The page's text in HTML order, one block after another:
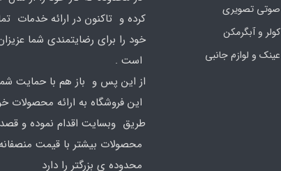
صوتی تصویری
کولر و آبگرمکن
عینک و لوازم جانبی
کرده و تاکنون در ارائه خدمات
خود را برای رضایتمندی شما
است .
از این پس و باز هم با حمایت
این فروشگاه به ارائه محصولات
طریق وبسایت اقدام نموده و قصد
محصولات بیشتر با قیمت
محدوده ی بزرگتر را دارد